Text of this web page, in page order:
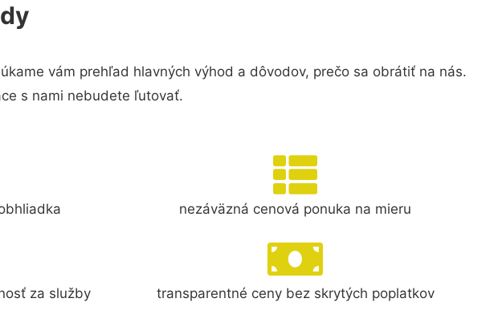
vám prehľad hlavných výhod a dôvodov, prečo sa obrátiť na nás.
s nami nebudete ľutovať.
nezáväzná cenová ponuka na mieru
za služby transparentné ceny bez skrytých poplatkov